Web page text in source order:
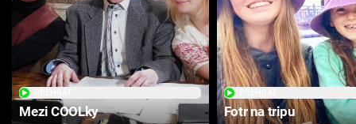
Mezi COOLky Fotr na tripu